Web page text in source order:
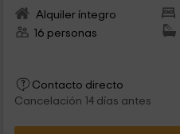
Alquiler íntegro
16 personas
Contacto directo
Cancelación 14 días antes